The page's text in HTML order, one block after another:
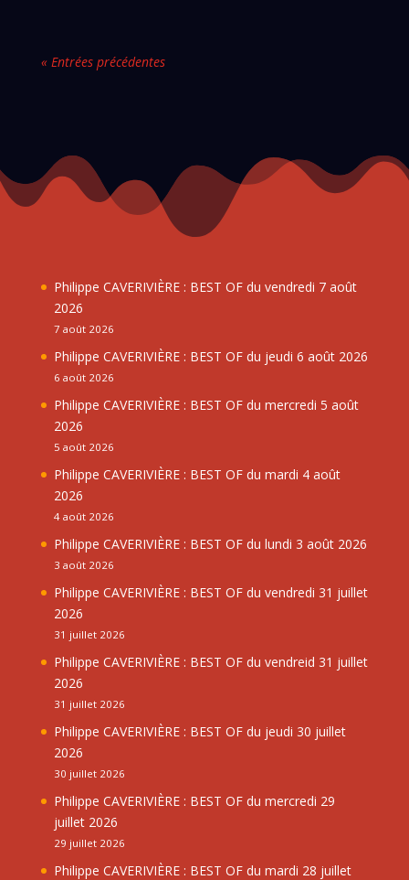
« Entrées précédentes
Philippe CAVERIVIÈRE : BEST OF du vendredi 7 août
2026
7 août 2026
Philippe CAVERIVIÈRE : BEST OF du jeudi 6 août 2026
6 août 2026
Philippe CAVERIVIÈRE : BEST OF du mercredi 5 août
2026
5 août 2026
Philippe CAVERIVIÈRE : BEST OF du mardi 4 août
2026
4 août 2026
Philippe CAVERIVIÈRE : BEST OF du lundi 3 août 2026
3 août 2026
Philippe CAVERIVIÈRE : BEST OF du vendredi 31 juillet
2026
31 juillet 2026
Philippe CAVERIVIÈRE : BEST OF du vendreid 31 juillet
2026
31 juillet 2026
Philippe CAVERIVIÈRE : BEST OF du jeudi 30 juillet
2026
30 juillet 2026
Philippe CAVERIVIÈRE : BEST OF du mercredi 29
juillet 2026
29 juillet 2026
Philippe CAVERIVIÈRE : BEST OF du mardi 28 juillet